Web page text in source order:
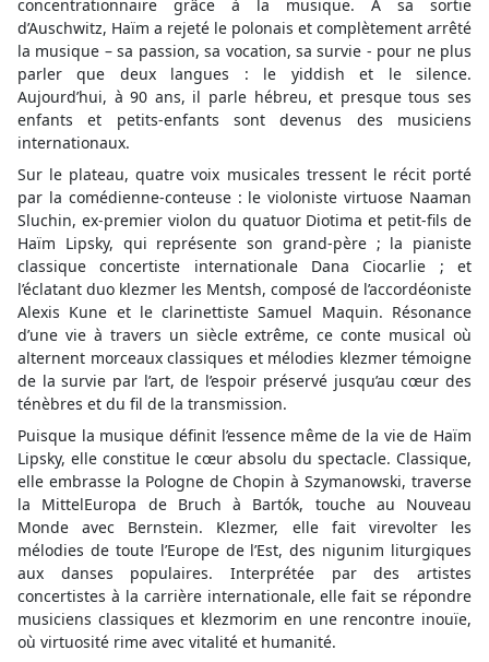
concentrationnaire grâce à la musique. À sa sortie
d’Auschwitz, Haïm a rejeté le polonais et complètement arrêté
la musique – sa passion, sa vocation, sa survie - pour ne plus
parler que deux langues : le yiddish et le silence.
Aujourd’hui, à 90 ans, il parle hébreu, et presque tous ses
enfants et petits-enfants sont devenus des musiciens
internationaux.
Sur le plateau, quatre voix musicales tressent le récit porté
par la comédienne-conteuse : le violoniste virtuose Naaman
Sluchin, ex-premier violon du quatuor Diotima et petit-fils de
Haïm Lipsky, qui représente son grand-père ; la pianiste
classique concertiste internationale Dana Ciocarlie ; et
l’éclatant duo klezmer les Mentsh, composé de l’accordéoniste
Alexis Kune et le clarinettiste Samuel Maquin. Résonance
d’une vie à travers un siècle extrême, ce conte musical où
alternent morceaux classiques et mélodies klezmer témoigne
de la survie par l’art, de l’espoir préservé jusqu’au cœur des
ténèbres et du fil de la transmission.
Puisque la musique définit l’essence même de la vie de Haïm
Lipsky, elle constitue le cœur absolu du spectacle. Classique,
elle embrasse la Pologne de Chopin à Szymanowski, traverse
la MittelEuropa de Bruch à Bartók, touche au Nouveau
Monde avec Bernstein. Klezmer, elle fait virevolter les
mélodies de toute l’Europe de l’Est, des nigunim liturgiques
aux danses populaires. Interprétée par des artistes
concertistes à la carrière internationale, elle fait se répondre
musiciens classiques et klezmorim en une rencontre inouïe,
où virtuosité rime avec vitalité et humanité.